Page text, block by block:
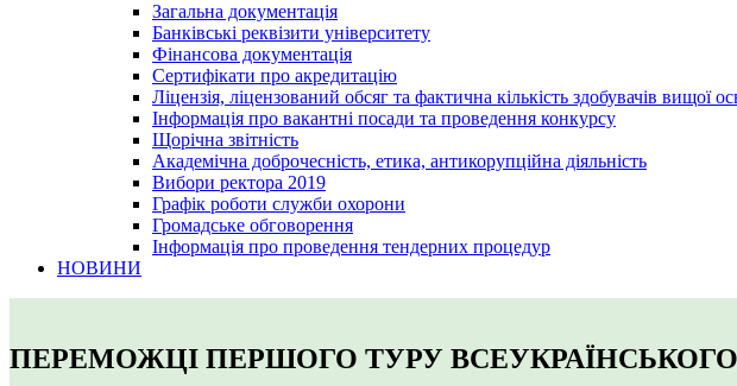
Загальна документація
Банківські реквізити університету
Фінансова документація
Сертифікати про акредитацію
Ліцензія, ліцензований обсяг та фактична кількість здобувачів вищої
Інформація про вакантні посади та проведення конкурсу
Щорічна звітність
Академічна доброчесність, етика, антикорупційна діяльність
Вибори ректора 2019
Графік роботи служби охорони
Громадське обговорення
Інформація про проведення тендерних процедур
НОВИНИ
ПЕРЕМОЖЦІ ПЕРШОГО ТУРУ